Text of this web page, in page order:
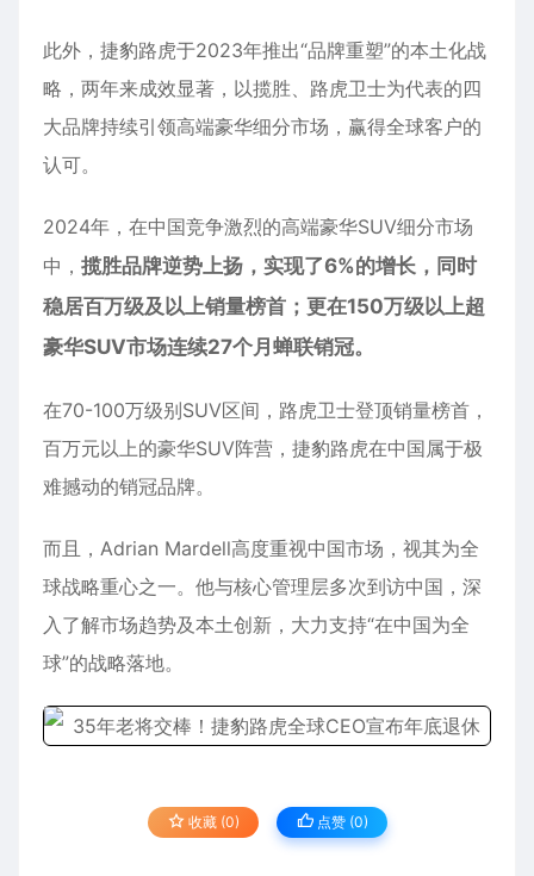
此外，捷豹路虎于2023年推出“品牌重塑”的本土化战
略，两年来成效显著，以揽胜、路虎卫士为代表的四
大品牌持续引领高端豪华细分市场，赢得全球客户的
认可。
2024年，在中国竞争激烈的高端豪华SUV细分市场
中， 揽胜品牌逆势上扬，实现了6%的增长，同时
稳居百万级及以上销量榜首；更在150万级以上超
豪华SUV市场连续27个月蝉联销冠。
在70-100万级别SUV区间，路虎卫士登顶销量榜首，
百万元以上的豪华SUV阵营，捷豹路虎在中国属于极
难撼动的销冠品牌。
而且，Adrian Mardell高度重视中国市场，视其为全
球战略重心之一。他与核心管理层多次到访中国，深
入了解市场趋势及本土创新，大力支持“在中国为全
球”的战略落地。
收藏 (0) 点赞 (0)